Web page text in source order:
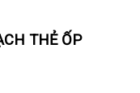
THẺ ỐP